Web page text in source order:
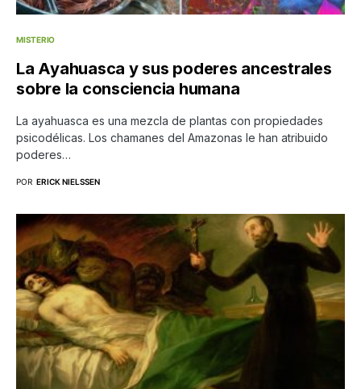
MISTERIO
La Ayahuasca y sus poderes ancestrales
sobre la consciencia humana
La ayahuasca es una mezcla de plantas con propiedades
psicodélicas. Los chamanes del Amazonas le han atribuido
poderes…
POR ERICK NIELSSEN